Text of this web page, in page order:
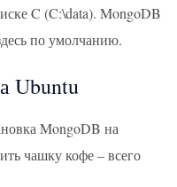
C (C:\data). MongoDB
по умолчанию.
Ubuntu
MongoDB на
чашку кофе – всего